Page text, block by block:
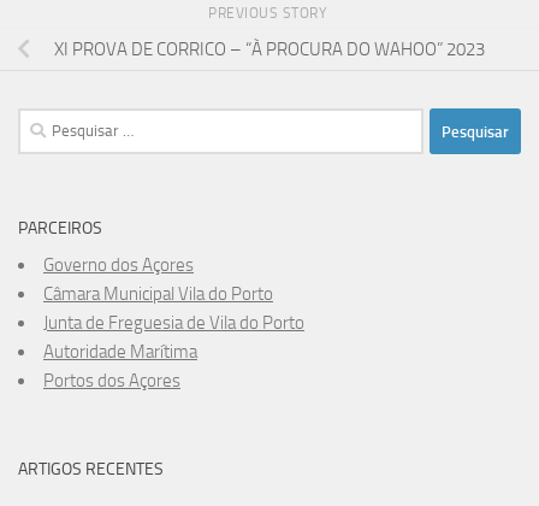
PREVIOUS STORY
XI PROVA DE CORRICO – “À PROCURA DO WAHOO” 2023
Pesquisar
por:
PARCEIROS
Governo dos Açores
Câmara Municipal Vila do Porto
Junta de Freguesia de Vila do Porto
Autoridade Marítima
Portos dos Açores
ARTIGOS RECENTES